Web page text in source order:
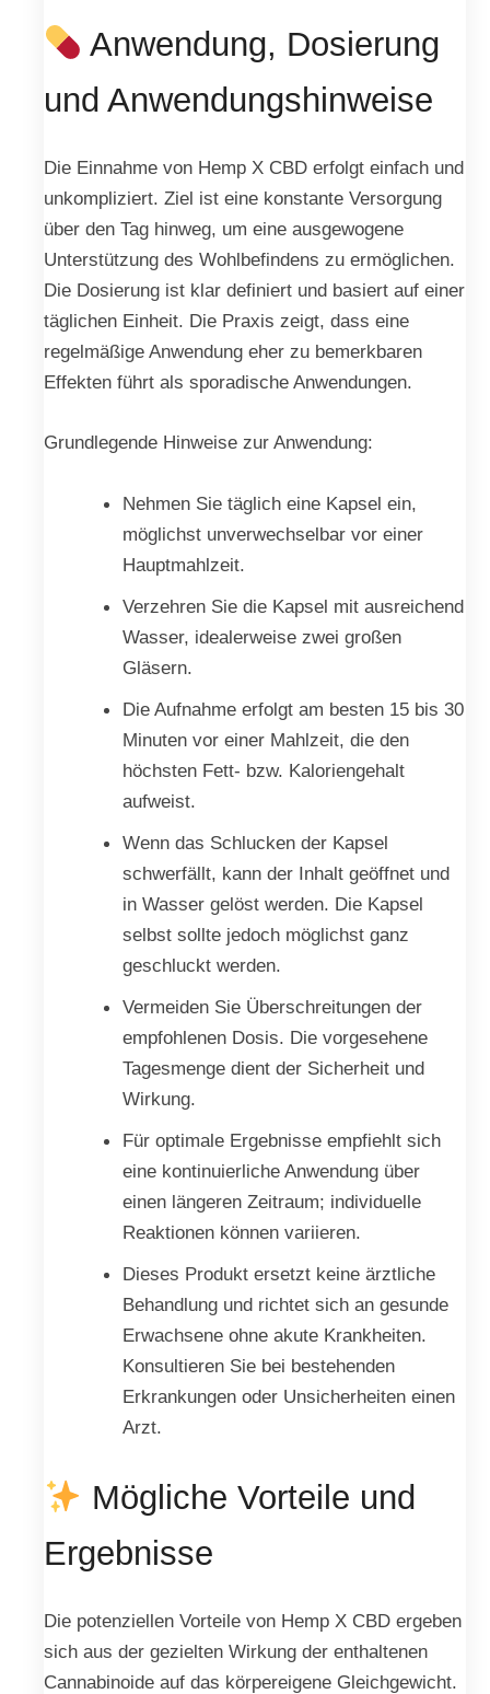
Anwendung, Dosierung
und Anwendungshinweise
Die Einnahme von Hemp X CBD erfolgt einfach und
unkompliziert. Ziel ist eine konstante Versorgung
über den Tag hinweg, um eine ausgewogene
Unterstützung des Wohlbefindens zu ermöglichen.
Die Dosierung ist klar definiert und basiert auf einer
täglichen Einheit. Die Praxis zeigt, dass eine
regelmäßige Anwendung eher zu bemerkbaren
Effekten führt als sporadische Anwendungen.
Grundlegende Hinweise zur Anwendung:
Nehmen Sie täglich eine Kapsel ein,
möglichst unverwechselbar vor einer
Hauptmahlzeit.
Verzehren Sie die Kapsel mit ausreichend
Wasser, idealerweise zwei großen
Gläsern.
Die Aufnahme erfolgt am besten 15 bis 30
Minuten vor einer Mahlzeit, die den
höchsten Fett- bzw. Kaloriengehalt
aufweist.
Wenn das Schlucken der Kapsel
schwerfällt, kann der Inhalt geöffnet und
in Wasser gelöst werden. Die Kapsel
selbst sollte jedoch möglichst ganz
geschluckt werden.
Vermeiden Sie Überschreitungen der
empfohlenen Dosis. Die vorgesehene
Tagesmenge dient der Sicherheit und
Wirkung.
Für optimale Ergebnisse empfiehlt sich
eine kontinuierliche Anwendung über
einen längeren Zeitraum; individuelle
Reaktionen können variieren.
Dieses Produkt ersetzt keine ärztliche
Behandlung und richtet sich an gesunde
Erwachsene ohne akute Krankheiten.
Konsultieren Sie bei bestehenden
Erkrankungen oder Unsicherheiten einen
Arzt.
Mögliche Vorteile und
Ergebnisse
Die potenziellen Vorteile von Hemp X CBD ergeben
sich aus der gezielten Wirkung der enthaltenen
Cannabinoide auf das körpereigene Gleichgewicht.